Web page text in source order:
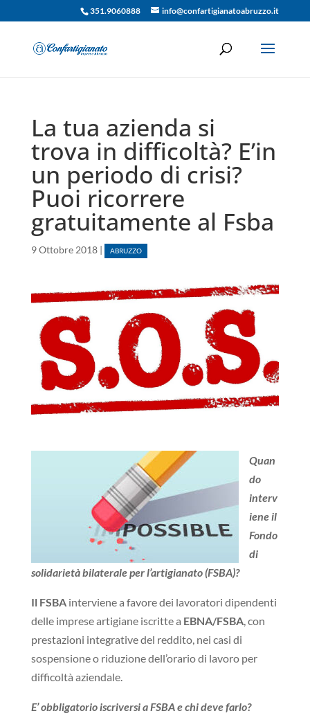
351.9060888 info@confartigianatoabruzzo.it
La tua azienda si
trova in difficoltà? E’in
un periodo di crisi?
Puoi ricorrere
gratuitamente al Fsba
9 Ottobre 2018| ABRUZZO
Quan
do
interv
iene il
Fondo
di
solidarietà bilaterale per l’artigianato (FSBA)?
Il FSBA interviene a favore dei lavoratori dipendenti
delle imprese artigiane iscritte a EBNA/FSBA, con
prestazioni integrative del reddito, nei casi di
sospensione o riduzione dell’orario di lavoro per
difficoltà aziendale.
E’ obbligatorio iscriversi a FSBA e chi deve farlo?